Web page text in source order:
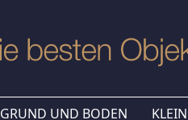
GRUND UND BODEN